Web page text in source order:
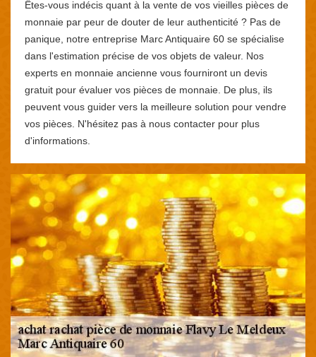
Êtes-vous indécis quant à la vente de vos vieilles pièces de
monnaie par peur de douter de leur authenticité ? Pas de
panique, notre entreprise Marc Antiquaire 60 se spécialise
dans l'estimation précise de vos objets de valeur. Nos
experts en monnaie ancienne vous fourniront un devis
gratuit pour évaluer vos pièces de monnaie. De plus, ils
peuvent vous guider vers la meilleure solution pour vendre
vos pièces. N'hésitez pas à nous contacter pour plus
d'informations.